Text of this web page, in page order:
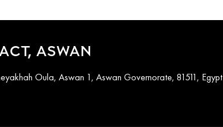
ASWAN
Oula, Aswan 1, Aswan Governorate, 81511, Egypt